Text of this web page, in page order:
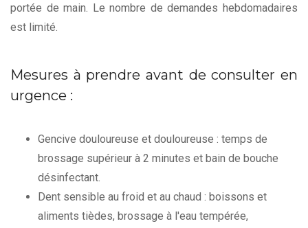
portée de main. Le nombre de demandes hebdomadaires
est limité.
Mesures à prendre avant de consulter en
urgence :
Gencive douloureuse et douloureuse : temps de
brossage supérieur à 2 minutes et bain de bouche
désinfectant.
Dent sensible au froid et au chaud : boissons et
aliments tièdes, brossage à l'eau tempérée,